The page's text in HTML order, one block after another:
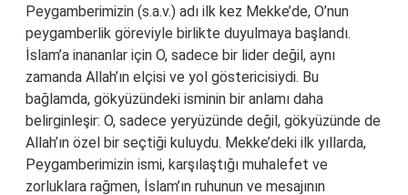
Peygamberimizin (s.a.v.) adı ilk kez Mekke’de, O’nun
peygamberlik göreviyle birlikte duyulmaya başlandı.
İslam’a inananlar için O, sadece bir lider değil, aynı
zamanda Allah’ın elçisi ve yol göstericisiydi. Bu
bağlamda, gökyüzündeki isminin bir anlamı daha
belirginleşir: O, sadece yeryüzünde değil, gökyüzünde de
Allah’ın özel bir seçtiği kuluydu. Mekke’deki ilk yıllarda,
Peygamberimizin ismi, karşılaştığı muhalefet ve
zorluklara rağmen, İslam’ın ruhunun ve mesajının